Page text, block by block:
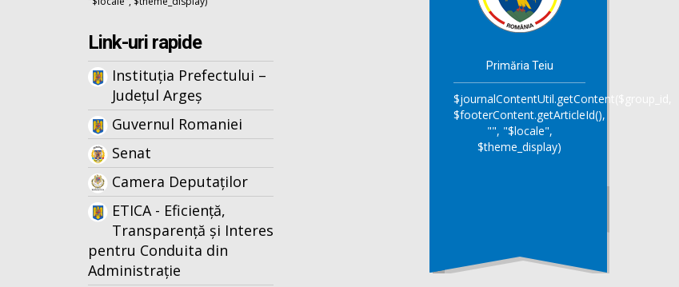
Link-uri rapide
Instituția Prefectului –
Județul Argeș
Guvernul Romaniei
Senat
Camera Deputaților
ETICA - Eficiență,
Transparență și Interes
pentru Conduita din
Administrație
Primăria Teiu
$journalContentUtil.getContent($group_id,
$footerContent.getArticleId(),
"", "$locale",
$theme_display)